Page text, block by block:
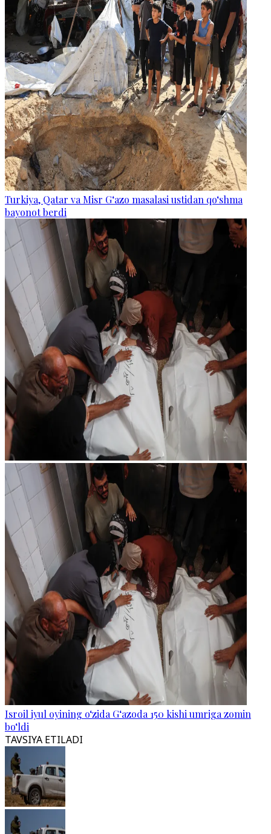
Turkiya, Qatar va Misr G‘azo masalasi ustidan qo‘shma
bayonot berdi
Isroil iyul oyining o‘zida G‘azoda 150 kishi umriga zomin
bo‘ldi
TAVSIYA ETILADI